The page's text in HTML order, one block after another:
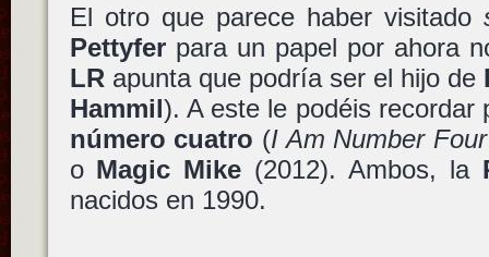
El otro que parece haber visitado
Pettyferpara un papel por ahora
LR apunta que podría ser el hijo de
Hammil). A este le podéis
número cuatro (I Am Number Four
o Magic Mike (2012). Ambos, la
nacidos en 1990.